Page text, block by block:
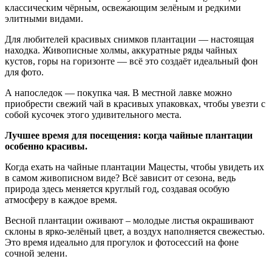
классическим чёрным, освежающим зелёным и редкими
элитными видами.
Для любителей красивых снимков плантации — настоящая
находка. Живописные холмы, аккуратные ряды чайных
кустов, горы на горизонте — всё это создаёт идеальный фон
для фото.
А напоследок — покупка чая. В местной лавке можно
приобрести свежий чай в красивых упаковках, чтобы увезти с
собой кусочек этого удивительного места.
Лучшее время для посещения: когда чайные плантации
особенно красивы.
Когда ехать на чайные плантации Мацесты, чтобы увидеть их
в самом живописном виде? Всё зависит от сезона, ведь
природа здесь меняется круглый год, создавая особую
атмосферу в каждое время.
Весной плантации оживают – молодые листья окрашивают
склоны в ярко-зелёный цвет, а воздух наполняется свежестью.
Это время идеально для прогулок и фотосессий на фоне
сочной зелени.